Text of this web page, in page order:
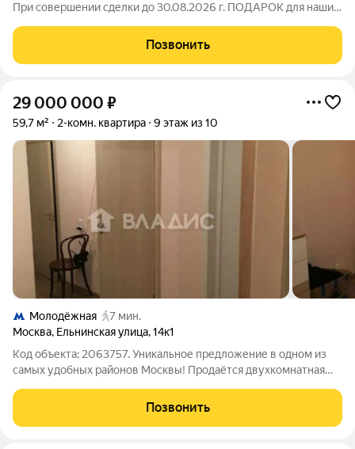
При совершении сделки до 30.08.2026 г. ПОДАРОК для наших
двоих (проживание, завтрак и экскурсии). Уютная 2-х
комнатная квартира в современном
Позвонить
29 000 000 ₽
59,7 м² 2-комн. квартира 9 этаж из 10
Молодёжная
7 мин.
Москва, Ельнинская улица,14к1
Код объекта: 2063757. Уникальное предложение в одном из
самых удобных районов Москвы! Продаётся двухкомнатная
по адресу: Ельнинская улица, 14к1. Квартира в хорошем
состоянии с косметическим
Позвонить